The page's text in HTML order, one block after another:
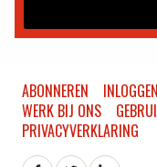
ABONNEREN INLOGGEN
WERK BIJ ONS
PRIVACYVERKLARING